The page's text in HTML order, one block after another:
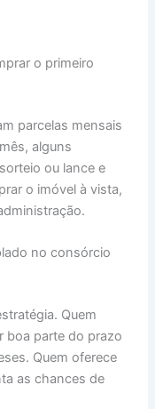
o primeiro
parcelas mensais
alguns
ou lance e
o imóvel à vista,
no consórcio
Quem
boa parte do prazo
Quem oferece
as chances de